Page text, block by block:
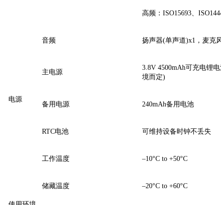
高频：ISO15693、
音频 扬声器(单声道)x1，麦克
电源
主电源
3.8V 4500mAh可充电锂
境而定)
备用电源 240mAh备用电池
RTC电池 可维持设备时钟不丢失
工作温度 –10°C to +50°C
储藏温度 –20°C to +60°C